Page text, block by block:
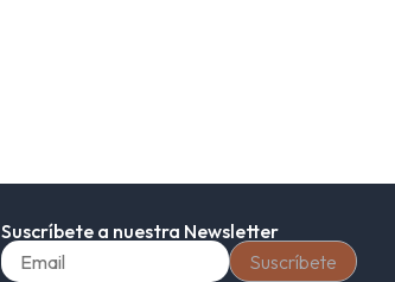
Suscríbete a nuestra Newsletter